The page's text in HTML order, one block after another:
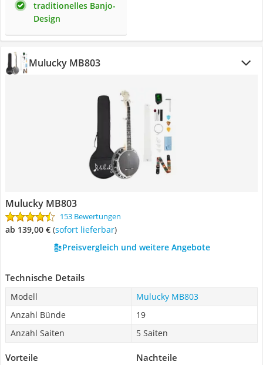
traditionelles Banjo-
Design
Mulucky MB803
Mulucky MB803
153 Bewertungen
ab 139,00 € ( Sofort lieferbar)
Preisvergleich und weitere Angebote
Technische Details
Modell
Mulucky MB803
Anzahl Bünde
19
Anzahl Saiten
5 Saiten
Vorteile Nachteile